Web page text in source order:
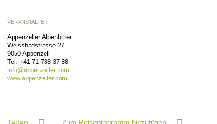
VERANSTALTER
Appenzeller Alpenbitter
Weissbadstrasse 27
9050 Appenzell
Tel. +41 71 788 37 88
info@appenzeller.com
www.appenzeller.com
Zum Reiseprogramm hinzufügen